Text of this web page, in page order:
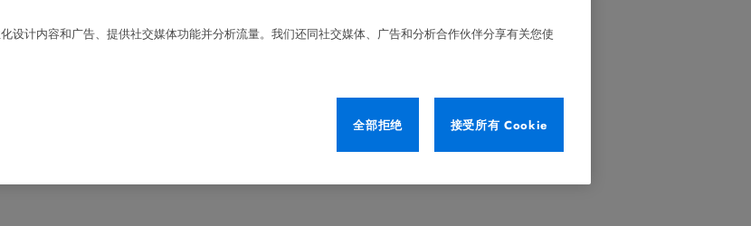
设计内容和广告、提供社交媒体功能并分析流量。我们还同社交媒体、广告和分析合作伙伴分享有关您使
全部拒绝
接受所有 Cookie